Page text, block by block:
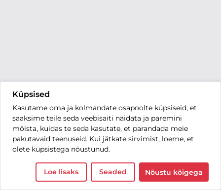
Küpsised
Kasutame oma ja kolmandate osapoolte küpsiseid, et
saaksime teile seda veebisaiti näidata ja paremini
mõista, kuidas te seda kasutate, et parandada meie
pakutavaid teenuseid. Kui jätkate sirvimist, loeme, et
olete küpsistega nõustunud.
Loe lisaks Seaded Nõustu kõigega